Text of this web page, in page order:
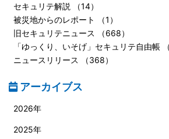
セキュリテ解説 （14）
被災地からのレポート （1）
旧セキュリテニュース （668）
「ゆっくり、いそげ」セキュリテ自由帳
ニュースリリース （368）
アーカイブス
2026年
2025年